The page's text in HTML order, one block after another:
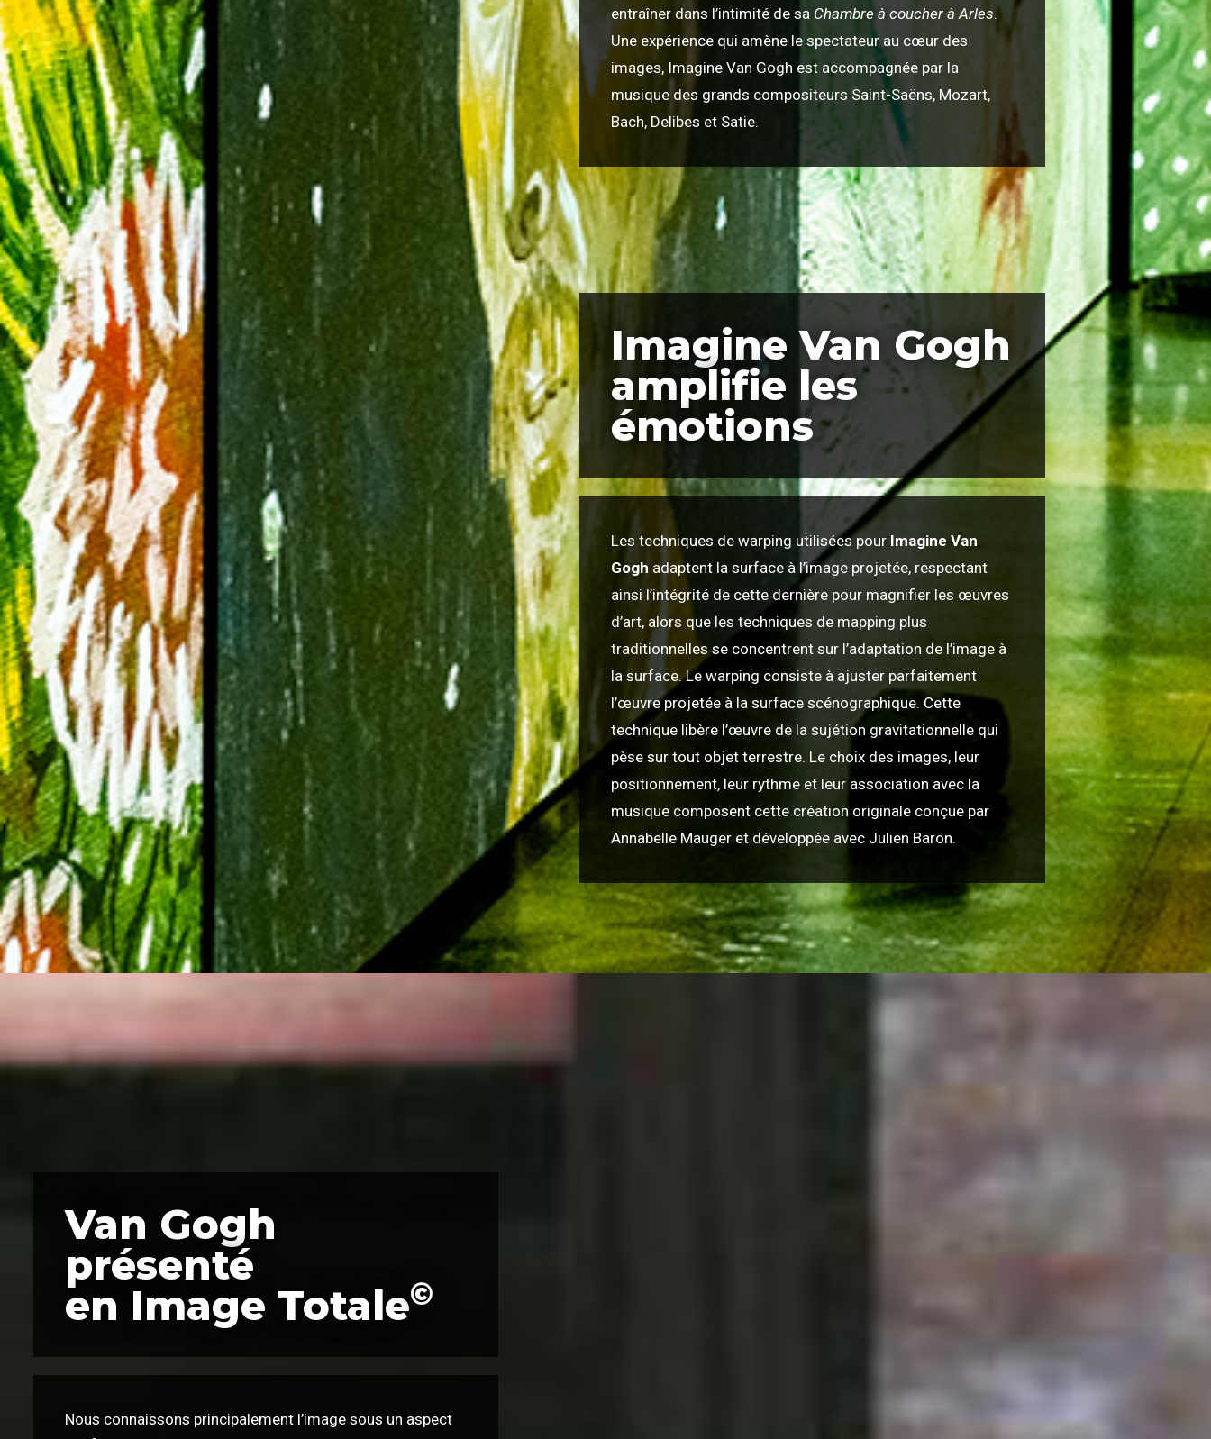
entraîner dans l’intimité de sa Chambre à coucher à Arles.
Une expérience qui amène le spectateur au cœur des
images, Imagine Van Gogh est accompagnée par la
musique des grands compositeurs Saint-Saëns, Mozart,
Bach, Delibes et Satie.
Imagine Van Gogh
amplifie les
émotions
Les techniques de warping utilisées pour Imagine Van
Gogh adaptent la surface à l’image projetée, respectant
ainsi l’intégrité de cette dernière pour magnifier les œuvres
d’art, alors que les techniques de mapping plus
traditionnelles se concentrent sur l’adaptation de l’image à
la surface. Le warping consiste à ajuster parfaitement
l’œuvre projetée à la surface scénographique. Cette
technique libère l’œuvre de la sujétion gravitationnelle qui
pèse sur tout objet terrestre. Le choix des images, leur
positionnement, leur rythme et leur association avec la
musique composent cette création originale conçue par
Annabelle Mauger et développée avec Julien Baron.
Van Gogh
présenté
en Image Totale©
Nous connaissons principalement l’image sous un aspect